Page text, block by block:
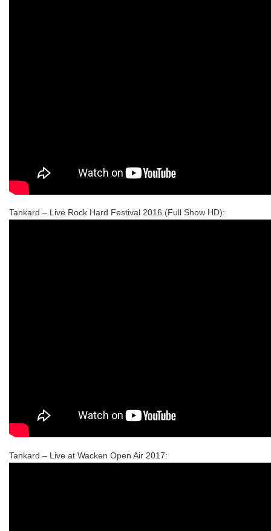
Tankard – Live Rock Hard Festival 2016 (Full Show HD):
Tankard – Live at Wacken Open Air 2017: